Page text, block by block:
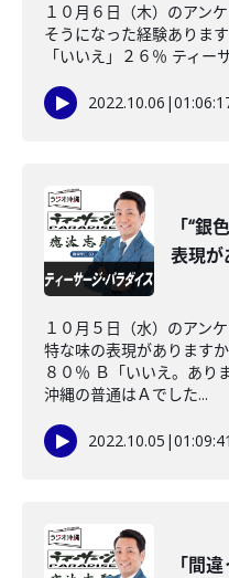
１０月６日（木）のアン
そうになった経験ありま
「いいえ」２６％ ティー
2022.10.06 |
「“銀
表現が
１０月５日（水）のアン
特な味の表現がありま
８０％ Ｂ「いいえ。あり
沖縄の普通はＡでした...
2022.10.05 |01:09:41
「間